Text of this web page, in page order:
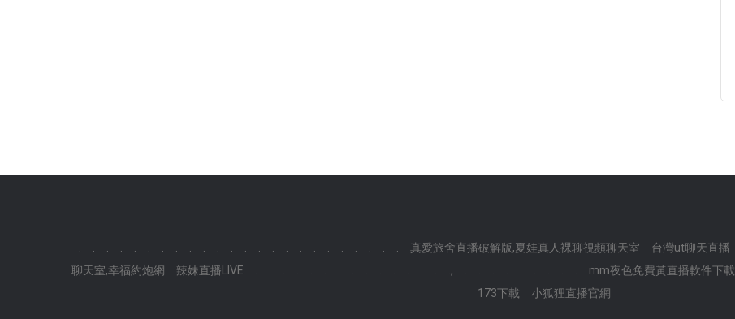
真愛旅舍直播破解版,夏娃真人裸聊視頻聊天室 台灣ut聊天直播
聊天室,幸福約炮網
辣妹直播LIVE ., mm夜色免費黃直播軟件下載
173下載
小狐狸直播官網